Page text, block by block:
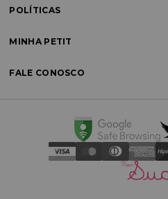
POLÍTICAS
MINHA PETIT
FALE CONOSCO